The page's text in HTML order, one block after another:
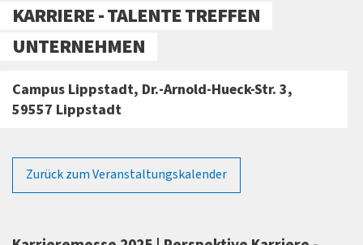
KARRIERE - TALENTE TREFFEN
UNTERNEHMEN
Campus Lippstadt, Dr.-Arnold-Hueck-Str. 3,
59557 Lippstadt
Zurück zum Veranstaltungskalender